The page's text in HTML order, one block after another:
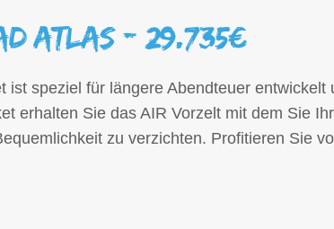
Atlas - 29.735€
ist speziel für längere Abendteuer
erhalten Sie das AIR Vorzelt mit dem Sie
zu verzichten. Profitieren Sie